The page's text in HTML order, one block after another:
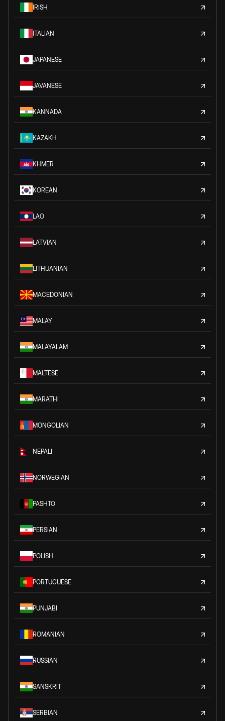
IRISH
ITALIAN
JAPANESE
JAVANESE
KANNADA
KAZAKH
KHMER
KOREAN
LAO
LATVIAN
LITHUANIAN
MACEDONIAN
MALAY
MALAYALAM
MALTESE
MARATHI
MONGOLIAN
NEPALI
NORWEGIAN
PASHTO
PERSIAN
POLISH
PORTUGUESE
PUNJABI
ROMANIAN
RUSSIAN
SANSKRIT
SERBIAN